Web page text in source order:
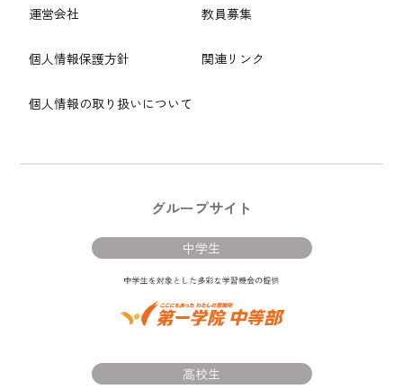
運営会社
個人情報保護方針
個人情報の取り扱いについて
教員募集
関連リンク
グループサイト
中学生
高校生